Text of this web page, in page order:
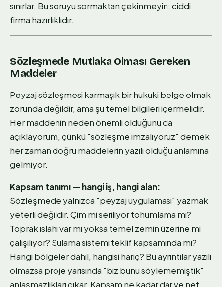
sınırlar. Bu soruyu sormaktan çekinmeyin; ciddi
firma hazırlıklıdır.
Sözleşmede Mutlaka Olması Gereken
Maddeler
Peyzaj sözleşmesi karmaşık bir hukuki belge olmak
zorunda değildir, ama şu temel bilgileri içermelidir.
Her maddenin neden önemli olduğunu da
açıklayorum, çünkü "sözleşme imzalıyoruz" demek
her zaman doğru maddelerin yazılı olduğu anlamına
gelmiyor.
Kapsam tanımı — hangi iş, hangi alan:
Sözleşmede yalnızca "peyzaj uygulaması" yazmak
yeterli değildir. Çim mi seriliyor tohumlama mı?
Toprak ıslahı var mı yoksa temel zemin üzerine mi
çalışılıyor? Sulama sistemi teklif kapsamında mı?
Hangi bölgeler dahil, hangisi hariç? Bu ayrıntılar yazılı
olmazsa proje yarısında "biz bunu söylememiştik"
anlaşmazlıkları çıkar. Kapsam ne kadar dar ve net